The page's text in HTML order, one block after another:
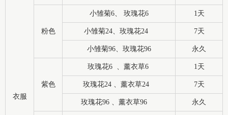
衣服
粉色
小雏菊6、 玫瑰花6 1天
小雏菊24、玫瑰花24 7天
小雏菊96、玫瑰花96 永久
紫色
玫瑰花6 、薰衣草6 1天
玫瑰花24 、薰衣草24 7天
玫瑰花96 、薰衣草96 永久